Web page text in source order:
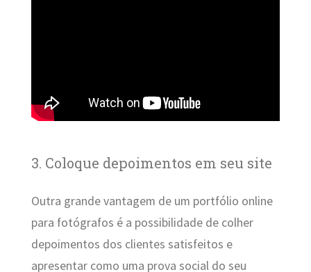
3. Coloque depoimentos em seu site
Outra grande vantagem de um portfólio online
para fotógrafos é a possibilidade de colher
depoimentos dos clientes satisfeitos e
apresentar como uma prova social do seu